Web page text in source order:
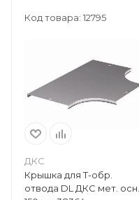
Код товара: 12795
ДКС
Крышка для Т-обр.
отвода DL ДКС мет. осн.